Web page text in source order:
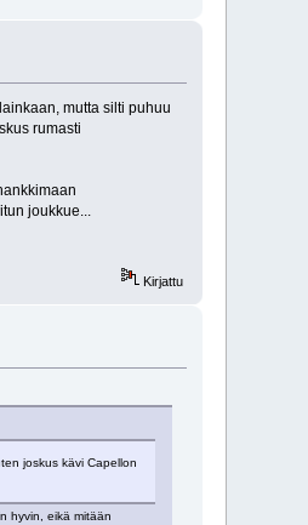
mutta silti puhuu
rumasti
joukkue...
Kirjattu
joskus kävi Capellon
hyvin, eikä mitään